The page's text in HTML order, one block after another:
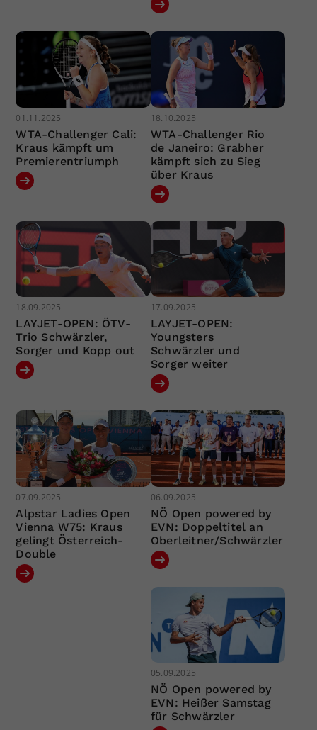
01.11.2025
WTA-Challenger Cali:
Kraus kämpft um
Premierentriumph
18.10.2025
WTA-Challenger Rio
de Janeiro: Grabher
kämpft sich zu Sieg
über Kraus
18.09.2025
LAYJET-OPEN: ÖTV-
Trio Schwärzler,
Sorger und Kopp out
17.09.2025
LAYJET-OPEN:
Youngsters
Schwärzler und
Sorger weiter
07.09.2025
Alpstar Ladies Open
Vienna W75: Kraus
gelingt Österreich-
Double
06.09.2025
NÖ Open powered by
EVN: Doppeltitel an
Oberleitner/Schwärzler
05.09.2025
NÖ Open powered by
EVN: Heißer Samstag
für Schwärzler